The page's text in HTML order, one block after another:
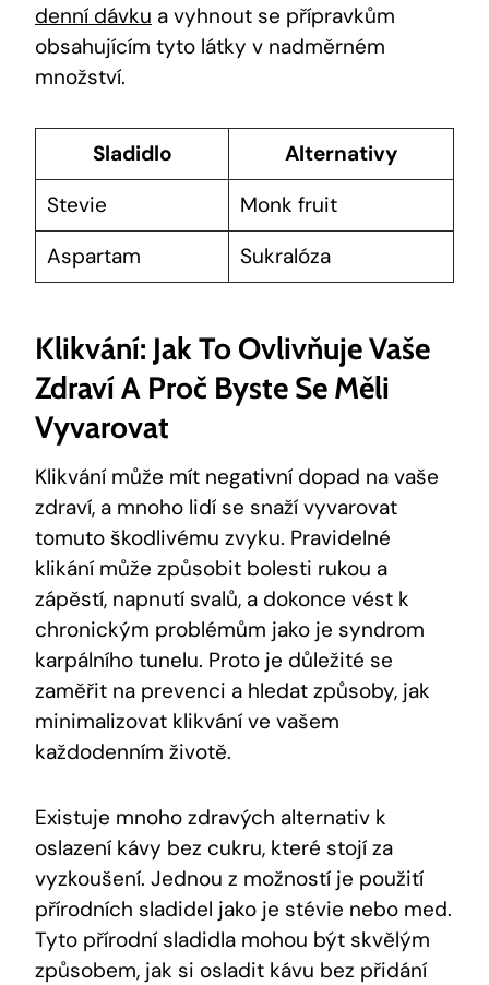
denní dávku a vyhnout se přípravkům
obsahujícím tyto látky v nadměrném
množství.
Sladidlo
Alternativy
Stevie
Monk fruit
Aspartam
Sukralóza
Klikvání: Jak To Ovlivňuje Vaše
Zdraví A Proč Byste Se Měli
Vyvarovat
Klikvání může mít negativní dopad na vaše
zdraví, a mnoho lidí se snaží vyvarovat
tomuto škodlivému zvyku. Pravidelné
klikání může způsobit bolesti rukou a
zápěstí, napnutí svalů, a dokonce vést k
chronickým problémům jako je syndrom
karpálního tunelu. Proto je důležité se
zaměřit na prevenci a hledat způsoby, jak
minimalizovat klikvání ve vašem
každodenním životě.
Existuje mnoho zdravých alternativ k
oslazení kávy bez cukru, které stojí za
vyzkoušení. Jednou z možností je použití
přírodních sladidel jako je stévie nebo med.
Tyto přírodní sladidla mohou být skvělým
způsobem, jak si osladit kávu bez přidání